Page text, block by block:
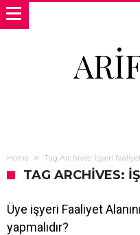
Home Tag Archives: İşyeri
TAG ARCHIVES:
Üye işyeri Faaliyet
yapmalıdır?